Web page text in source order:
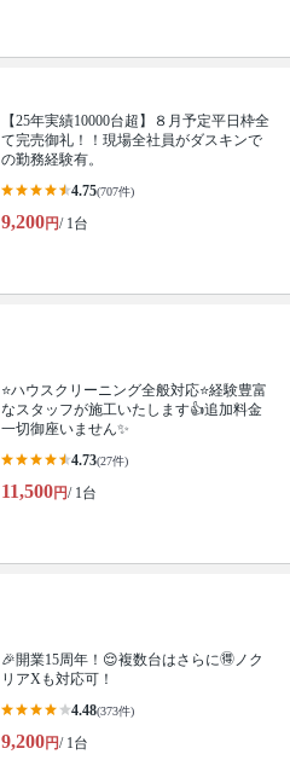
【25年実績10000台超】８月予定平日枠全
て完売御礼！！現場全社員がダスキンで
の勤務経験有。
4.75(707件)
9,200円/ 1台
⭐ハウスクリーニング全般対応⭐経験豊富
なスタッフが施工いたします👍追加料金
一切御座いません✨
4.73(27件)
11,500円/ 1台
🎉開業15周年！😌複数台はさらに🉐ノク
リアXも対応可！
4.48(373件)
9,200円/ 1台